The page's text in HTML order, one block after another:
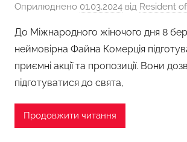
Оприлюднено 01.03.2024 від Resident
До Міжнародного жіночого дня 8
неймовірна Файна Комерція
приємні акції та пропозиції. Вони
підготуватися до свята,
Продовжити читання